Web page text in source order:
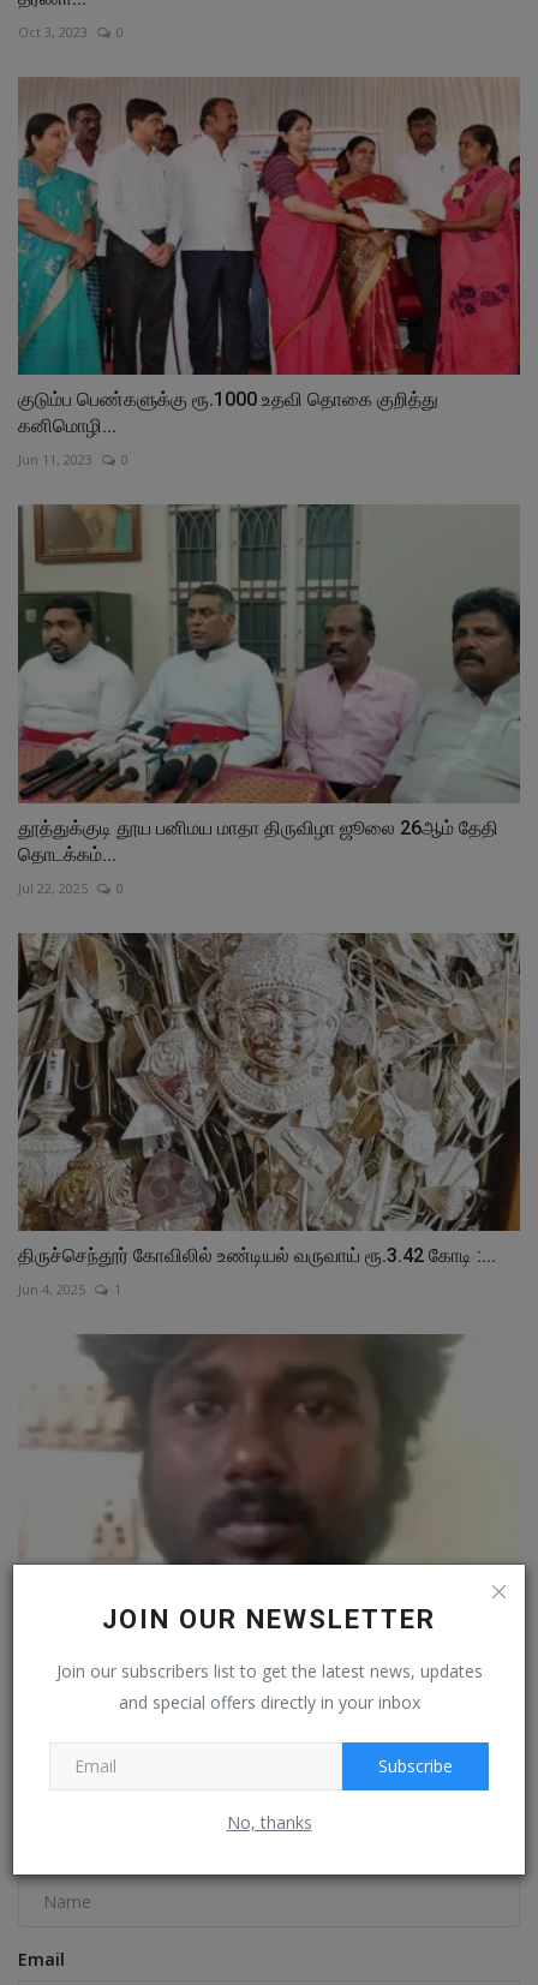
JOIN OUR NEWSLETTER
Join our subscribers list to get the latest news, updates
and special offers directly in your inbox
Subscribe
No, thanks
Oct 3, 2023 0
குடும்ப பெண்களுக்கு ரூ.1000 உதவி தொகை குறித்து
கனிமொழி...
Jun 11, 2023 0
தூத்துக்குடி தூய பனிமய மாதா திருவிழா ஜூலை 26ஆம் தேதி
தொடக்கம்...
Jul 22, 2025 0
திருச்செந்தூர் கோவிலில் உண்டியல் வருவாய் ரூ.3.42 கோடி :...
Jun 4, 2025 1
வாகனம்...
COMMENTS FACEBOOK COMMENTS
Email